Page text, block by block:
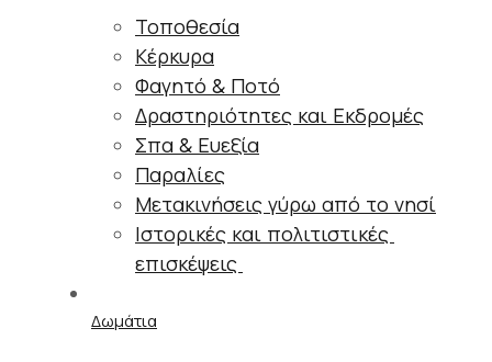
Τοποθεσία
Κέρκυρα
Φαγητό & Ποτό
Δραστηριότητες και Εκδρομές
Σπα & Ευεξία
Παραλίες
Μετακινήσεις γύρω από το νησί
Ιστορικές και πολιτιστικές
επισκέψεις
Δωμάτια